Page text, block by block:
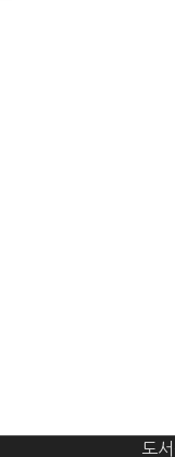
도